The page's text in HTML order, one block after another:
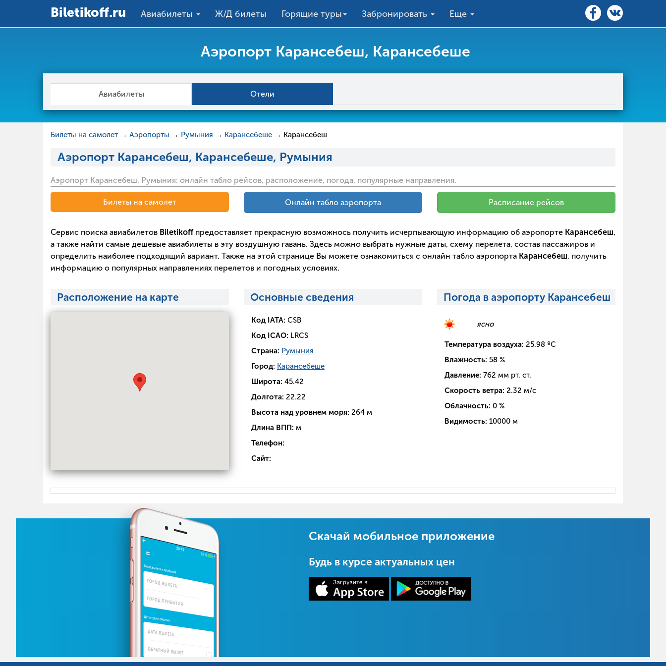
Вiletikoff.ru Авиабилеты Ж/Д билеты Горящие туры Забронировать Еще
Аэропорт Карансебеш, Карансебеше
Авиабилеты Отели
Билеты на самолет → Аэропорты → Румыния → Карансебеше → Карансебеш
Аэропорт Карансебеш, Карансебеше, Румыния
Аэропорт Карансебеш, Румыния: онлайн табло рейсов, расположение, погода, популярные направления.
Билеты на самолет Онлайн табло аэропорта Расписание рейсов
Сервис поиска авиабилетов Biletikoffпредоставляет прекрасную возможнось получить исчерпывающую информацию об аэропорте Карансебеш,
а также найти самые дешевые авиабилеты в эту воздушную гавань. Здесь можно выбрать нужные даты, схему перелета, состав пассажиров и
определить наиболее подходящий вариант. Также на этой странице Вы можете ознакомиться с онлайн табло аэропорта Карансебеш, получить
информацию о популярных направлениях перелетов и погодных условиях.
Расположение на карте Основные сведения
Код IATA: CSB
Код ICAO: LRCS
Страна: Румыния
Город: Карансебеше
Широта: 45.42
Долгота: 22.22
Высота над уровнем моря: 264 м
Длина ВПП: м
Телефон:
Сайт:
Погода в аэропорту Карансебеш
ясно
Температура воздуха: 25.98 ºC
Влажность: 58 %
Давление: 762 мм рт. ст.
Скорость ветра: 2.32 м/с
Облачность: 0 %
Видимость: 10000 м
Скачай мобильное приложение
Будь в курсе актуальных цен